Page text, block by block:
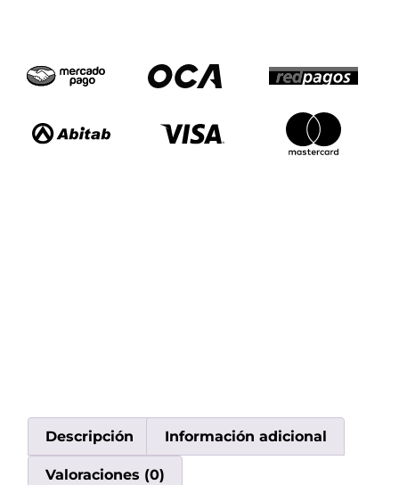
Descripción Información adicional
Valoraciones (0)